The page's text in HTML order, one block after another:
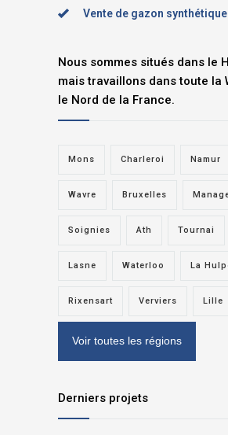
Vente de gazon synthétique
Nous sommes situés dans le
mais travaillons dans toute la
le Nord de la France.
Mons Charleroi Namur
Wavre Bruxelles
Soignies Ath Tournai
Lasne Waterloo La
Rixensart Verviers Lille
Voir toutes les régions
Derniers projets